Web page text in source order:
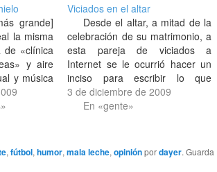
grande]
la misma
de «clínica
y aire
y música
está
refiere a
Viciados en el altar
Desde el altar, a mitad de la
celebración de su matrimonio, a
esta pareja de viciados a
Internet se le ocurrió hacer un
inciso para escribir lo que
estaban haciendo en Facebook
y en Twitter. El cura pues unas
3 de diciembre de 2009
En «gente»
,fútbol,humor,mala leche,opiniónpordayer. Guarda